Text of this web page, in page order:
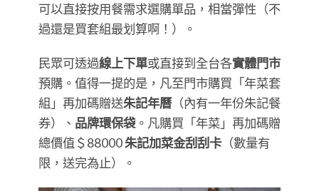
可以直接按用餐需求選購單品，相當彈性（不
過還是買套組最划算啊！）。
民眾可透過線上下單或直接到全台各實體門市
預購。值得一提的是，凡至門市購買「年菜套
組」再加碼贈送朱記年曆（內有一年份朱記餐
券）、 品牌環保袋。凡購買「年菜」再加碼贈
總價值＄88000朱記加菜金刮刮卡（數量有
限，送完為止）。